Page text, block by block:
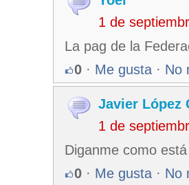
1 de
La pag de la
0 · Me gusta · No
Javier López
1 de
Diganme como
0 · Me gusta · No